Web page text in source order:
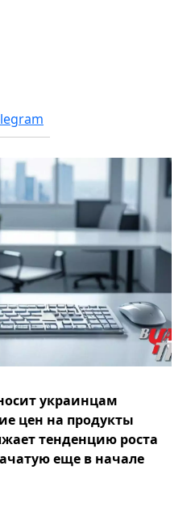
украинцам
цен на продукты
тенденцию роста
еще в начале